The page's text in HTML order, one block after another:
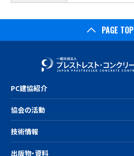
PAGE TOP
PC建協紹介
協会の活動
技術情報
出版物・資料